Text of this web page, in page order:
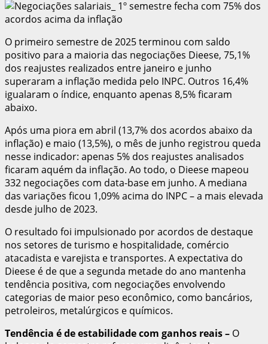
O primeiro semestre de 2025 terminou com saldo
positivo para a maioria das negociações Dieese, 75,1%
dos reajustes realizados entre janeiro e junho
superaram a inflação medida pelo INPC. Outros 16,4%
igualaram o índice, enquanto apenas 8,5% ficaram
abaixo.
Após uma piora em abril (13,7% dos acordos abaixo da
inflação) e maio (13,5%), o mês de junho registrou queda
nesse indicador: apenas 5% dos reajustes analisados
ficaram aquém da inflação. Ao todo, o Dieese mapeou
332 negociações com data-base em junho. A mediana
das variações ficou 1,09% acima do INPC – a mais elevada
desde julho de 2023.
O resultado foi impulsionado por acordos de destaque
nos setores de turismo e hospitalidade, comércio
atacadista e varejista e transportes. A expectativa do
Dieese é de que a segunda metade do ano mantenha
tendência positiva, com negociações envolvendo
categorias de maior peso econômico, como bancários,
petroleiros, metalúrgicos e químicos.
Tendência é de estabilidade com ganhos reais– O